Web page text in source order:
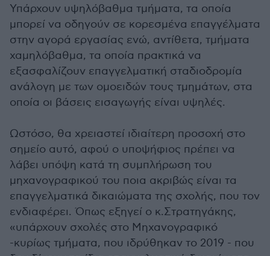
Υπάρχουν υψηλόβαθμα τμήματα, τα οποία
μπορεί να οδηγούν σε κορεσμένα επαγγέλματα
στην αγορά εργασίας ενώ, αντίθετα, τμήματα
χαμηλόβαθμα, τα οποία πρακτικά να
εξασφαλίζουν επαγγελματική σταδιοδρομία
ανάλογη με των ομοειδών τους τμημάτων, στα
οποία οι βάσεις εισαγωγής είναι υψηλές.
Ωστόσο, θα χρειαστεί ιδιαίτερη προσοχή στο
σημείο αυτό, αφού ο υποψήφιος πρέπει να
λάβει υπόψη κατά τη συμπλήρωση του
μηχανογραφικού του ποια ακριβώς είναι τα
επαγγελματικά δικαιώματα της σχολής, που τον
ενδιαφέρει. Όπως εξηγεί ο κ.Στρατηγάκης,
«υπάρχουν σχολές στο Μηχανογραφικό
-κυρίως τμήματα, που ιδρύθηκαν το 2019 - που